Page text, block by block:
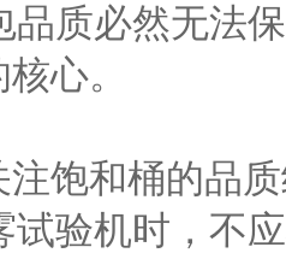
品质必然无法
心。
注饱和桶的品
试验机时，不